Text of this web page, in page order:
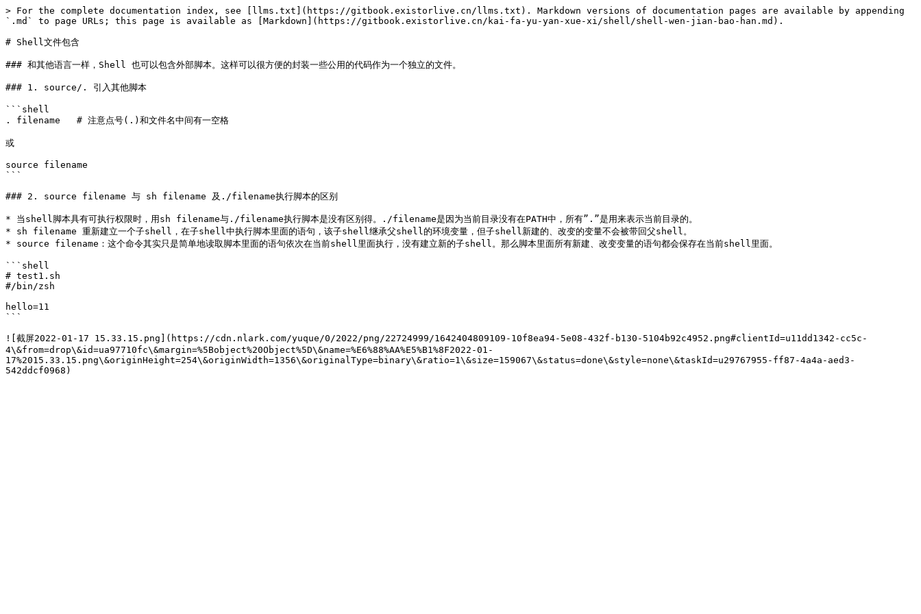
> For the complete documentation index, see [llms.txt](https://gitbook.existorlive.cn/llms.txt). Markdown versions of documentation pages are available by appending
`.md` to page URLs; this page is available as [Markdown](https://gitbook.existorlive.cn/kai-fa-yu-yan-xue-xi/shell/shell-wen-jian-bao-han.md).
# Shell文件包含
### 和其他语言一样，Shell 也可以包含外部脚本。这样可以很方便的封装一些公用的代码作为一个独立的文件。
### 1. source/. 引入其他脚本
```shell
. filename   # 注意点号(.)和文件名中间有一空格
或
source filename
```
### 2. source filename 与 sh filename 及./filename执行脚本的区别
* 当shell脚本具有可执行权限时，用sh filename与./filename执行脚本是没有区别得。./filename是因为当前目录没有在PATH中，所有”.”是用来表示当前目录的。
* sh filename 重新建立一个子shell，在子shell中执行脚本里面的语句，该子shell继承父shell的环境变量，但子shell新建的、改变的变量不会被带回父shell。
* source filename：这个命令其实只是简单地读取脚本里面的语句依次在当前shell里面执行，没有建立新的子shell。那么脚本里面所有新建、改变变量的语句都会保存在当前shell里面。
```shell
# test1.sh
#/bin/zsh
hello=11
```
![截屏2022-01-17 15.33.15.png](https://cdn.nlark.com/yuque/0/2022/png/22724999/1642404809109-10f8ea94-5e08-432f-b130-5104b92c4952.png#clientId=u11dd1342-cc5c-
4\&from=drop\&id=ua97710fc\&margin=%5Bobject%20Object%5D\&name=%E6%88%AA%E5%B1%8F2022-01-
17%2015.33.15.png\&originHeight=254\&originWidth=1356\&originalType=binary\&ratio=1\&size=159067\&status=done\&style=none\&taskId=u29767955-ff87-4a4a-aed3-